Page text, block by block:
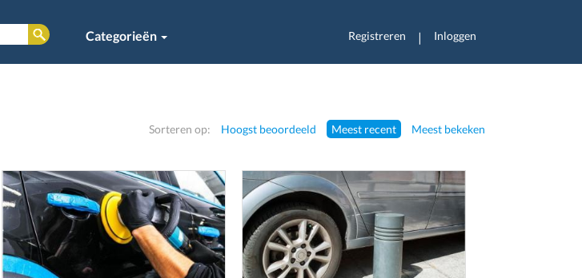
Categorieën Registreren | Inloggen
Sorteren op: Hoogst beoordeeld Meest recent Meest bekeken